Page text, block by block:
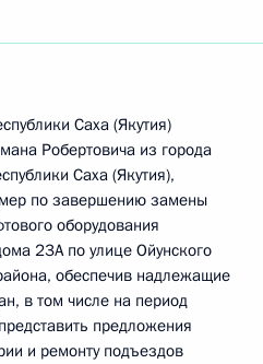
Саха (Якутия)
Робертовича из города
Саха (Якутия),
мер по завершению замены
оборудования
23А по улице Ойунского
обеспечив надлежащие
в том числе на период
предложения
и ремонту подъездов